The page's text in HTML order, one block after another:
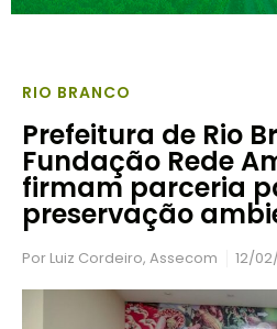
RIO BRANCO
Prefeitura de Rio
Fundação Rede
firmam parceria
preservação
Por Luiz Cordeiro, Assecom 12/